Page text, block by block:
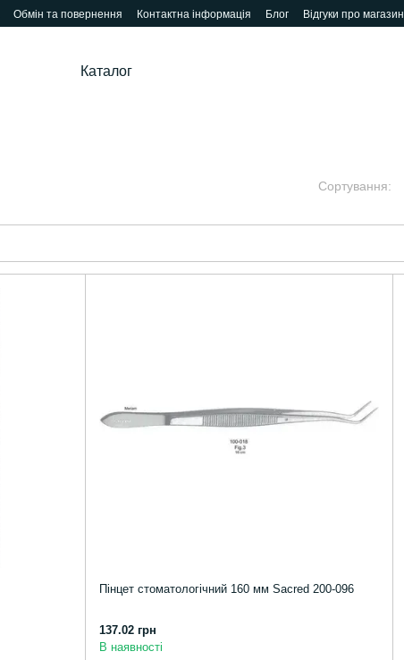
Обмін та повернення Контактна інформація Блог Відгуки про магазин
Каталог
Сортування:
Пінцет стоматологічний 160 мм Sacred 200-096
137.02 грн
В наявності